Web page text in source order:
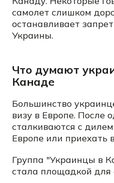
самолет слишком
останавливает
Украины.
Что думают
Канаде
Большинство
визу в Европе. После
сталкиваются с
Европе или приехать
Группа "Украинцы в
стала площадкой